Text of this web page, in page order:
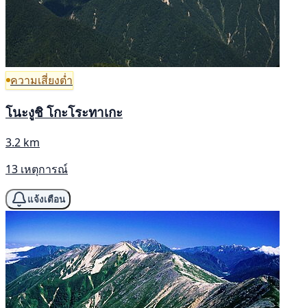
ความเสี่ยงต่ำ
โนะงูชิ โกะโระทาเกะ
3.2 km
13 เหตุการณ์
แจ้งเตือน